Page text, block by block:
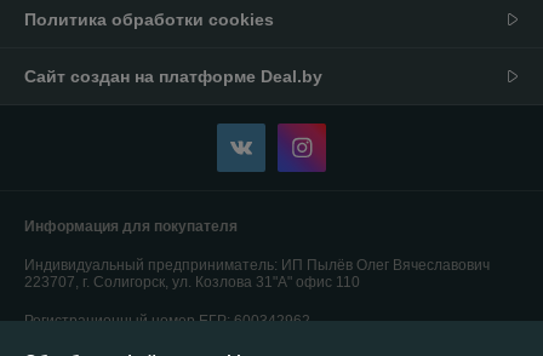
Политика обработки cookies
Сайт создан на платформе Deal.by
Информация для покупателя
Индивидуальный предприниматель: ИП Пылёв Олег Вячеславович
223707, г. Солигорск, ул. Козлова 31"А" офис 110
Регистрационный номер ЕГР: 600342962